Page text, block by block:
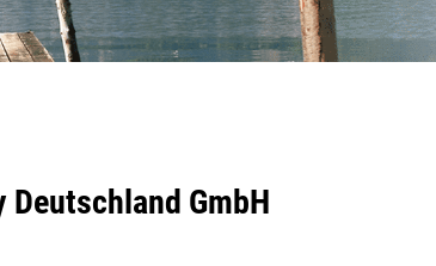
GmbH